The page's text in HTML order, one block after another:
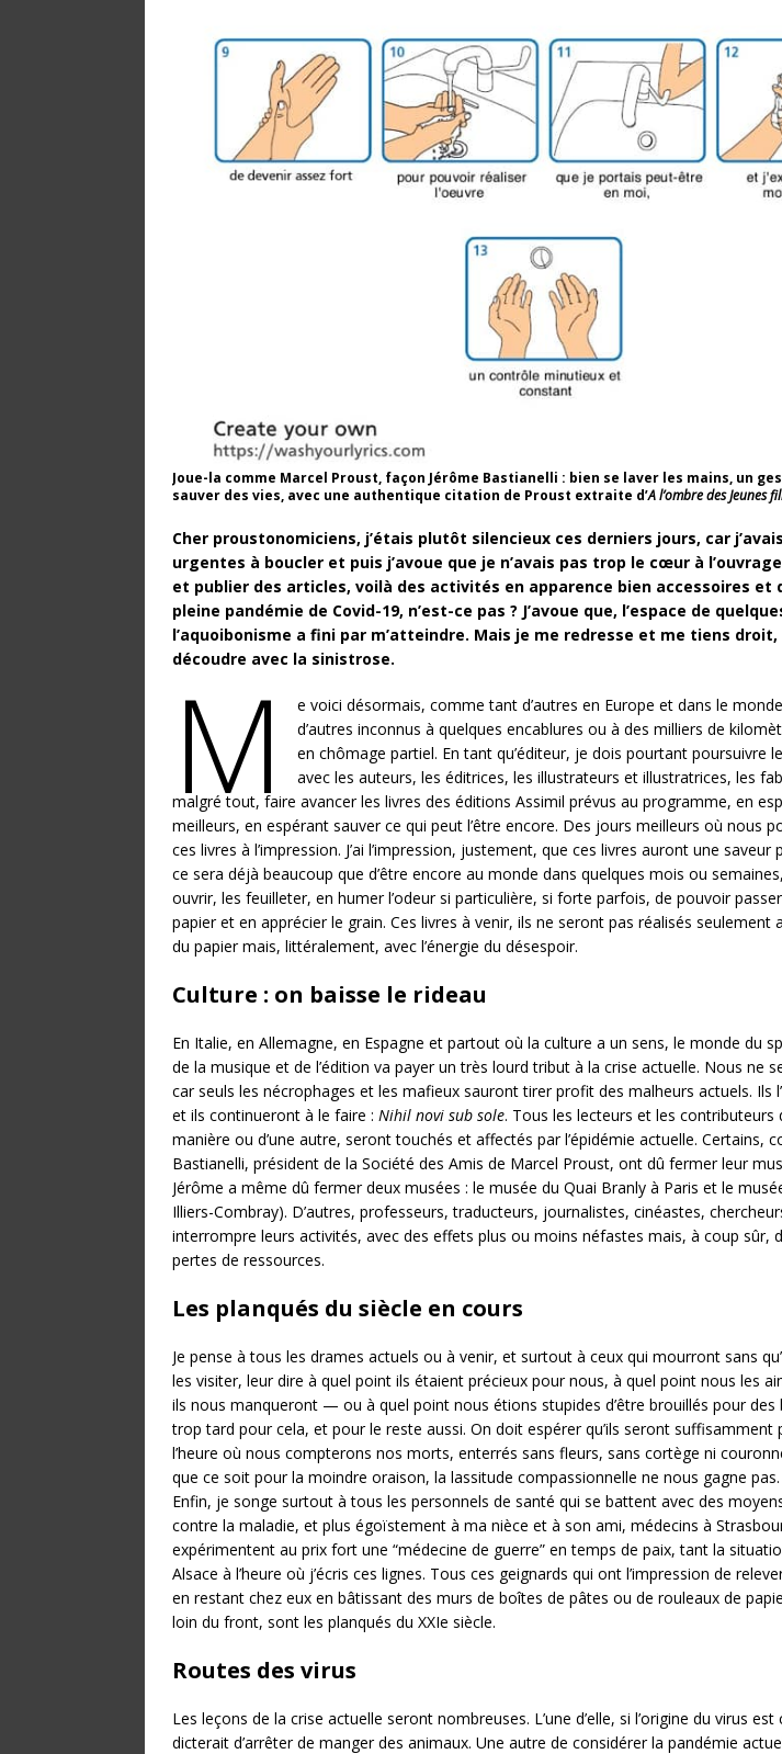
Joue-la comme Marcel Proust, façon Jérôme Bastianelli : bien se laver les mains, un
sauver des vies, avec une authentique citation de Proust extraite d’A l’ombre des Jeunes
Cher proustonomiciens, j’étais plutôt silencieux ces derniers jours, car
urgentes à boucler et puis j’avoue que je n’avais pas trop le cœur à
et publier des articles, voilà des activités en apparence bien accessoires et
pleine pandémie de Covid-19, n’est-ce pas ? J’avoue que, l’espace de
l’aquoibonisme a fini par m’atteindre. Mais je me redresse et me tiens
découdre avec la sinistrose.
M
e voici désormais, comme tant d’autres en Europe et dans le
d’autres inconnus à quelques encablures ou à des milliers de
en chômage partiel. En tant qu’éditeur, je dois pourtant poursuivre
avec les auteurs, les éditrices, les illustrateurs et illustratrices, les
malgré tout, faire avancer les livres des éditions Assimil prévus au programme, en
meilleurs, en espérant sauver ce qui peut l’être encore. Des jours meilleurs où nous
ces livres à l’impression. J’ai l’impression, justement, que ces livres auront une saveur
ce sera déjà beaucoup que d’être encore au monde dans quelques mois ou
ouvrir, les feuilleter, en humer l’odeur si particulière, si forte parfois, de pouvoir
papier et en apprécier le grain. Ces livres à venir, ils ne seront pas réalisés seulement
du papier mais, littéralement, avec l’énergie du désespoir.
Culture : on baisse le rideau
En Italie, en Allemagne, en Espagne et partout où la culture a un sens, le monde du
de la musique et de l’édition va payer un très lourd tribut à la crise actuelle. Nous ne
car seuls les nécrophages et les mafieux sauront tirer profit des malheurs actuels. Ils
et ils continueront à le faire : Nihil novi sub sole. Tous les lecteurs et les contributeurs
manière ou d’une autre, seront touchés et affectés par l’épidémie actuelle. Certains,
Bastianelli, président de la Société des Amis de Marcel Proust, ont dû fermer leur
Jérôme a même dû fermer deux musées : le musée du Quai Branly à Paris et le
Illiers-Combray). D’autres, professeurs, traducteurs, journalistes, cinéastes,
interrompre leurs activités, avec des effets plus ou moins néfastes mais, à coup sûr,
pertes de ressources.
Les planqués du siècle en cours
Je pense à tous les drames actuels ou à venir, et surtout à ceux qui mourront sans
les visiter, leur dire à quel point ils étaient précieux pour nous, à quel point nous les
ils nous manqueront — ou à quel point nous étions stupides d’être brouillés pour des
trop tard pour cela, et pour le reste aussi. On doit espérer qu’ils seront suffisamment
l’heure où nous compterons nos morts, enterrés sans fleurs, sans cortège ni
que ce soit pour la moindre oraison, la lassitude compassionnelle ne nous gagne pas.
Enfin, je songe surtout à tous les personnels de santé qui se battent avec des
contre la maladie, et plus égoïstement à ma nièce et à son ami, médecins à
expérimentent au prix fort une “médecine de guerre” en temps de paix, tant la
Alsace à l’heure où j’écris ces lignes. Tous ces geignards qui ont l’impression de
en restant chez eux en bâtissant des murs de boîtes de pâtes ou de rouleaux de
loin du front, sont les planqués du XXIe siècle.
Routes des virus
Les leçons de la crise actuelle seront nombreuses. L’une d’elle, si l’origine du virus
dicterait d’arrêter de manger des animaux. Une autre de considérer la pandémie